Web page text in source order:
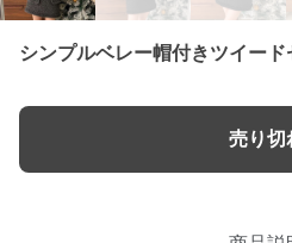
シンプルベレー帽付きツイー
売り切